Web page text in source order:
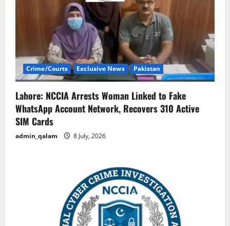
Crime/Courts Exclusive News Pakistan
Lahore: NCCIA Arrests Woman Linked to Fake
WhatsApp Account Network, Recovers 310 Active
SIM Cards
admin_qalam 8 July, 2026